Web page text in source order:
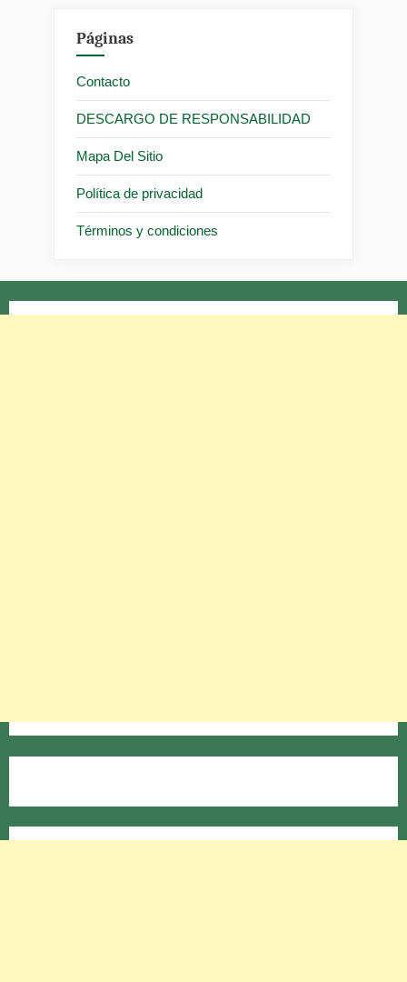
Páginas
Contacto
DESCARGO DE RESPONSABILIDAD
Mapa Del Sitio
Política de privacidad
Términos y condiciones